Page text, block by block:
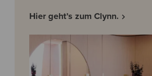
Hier geht’s zum Clynn.